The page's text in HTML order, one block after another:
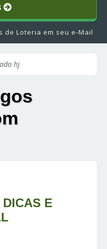
de Loteria em seu e-Mail
hj
E